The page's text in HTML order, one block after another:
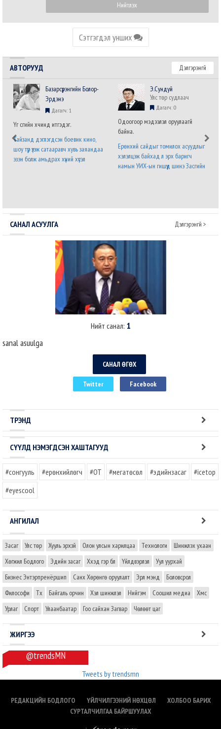
Нийтлэх
Сэтгэгдэл унших
АВТОРУУД Дэлгэрэнгүй
Базарсүрэнгийн Болор-
Эрдэнэ
Дагагч: 1
Үг үсгийн хүчинд итгэдэг.
Тайзанд дэглэгдсэн боевик кино,
шоу түр үзэж сатааравч хувь заяандаа
эзэн болж амьдрах хүний хүсэл
Э.Сундуй
Улс төр судлаач
Дагагч: 0
Одоогоор мэдээлэл оруулаагүй
байна.
Ерөнхий сайдыг томилох асуудлыг
хэлэлцэж байхад л эрх баригч
намын УИХ-ын гишүүд шинэ Засгийн
САНАЛ АСУУЛГА Дэлгэрэнгүй >
Нийт санал: 1
sanal asuulga
САНАЛ ӨГӨХ
Twitter Facebook
ТРЭНД
СҮҮЛД НЭМЭГДСЭН ХАШТАГУУД
#сонгууль #ерөнхийлөгч #OT #мегатөсөл #эдийнзасаг
#icetop
#eyescool
АНГИЛАЛ
Засаг Улс төр Хууль эрхзүй Олон улсын харилцаа Технологи
Шинжлэх ухаан
Хөгжил Бодлого
Эдийн засаг Хүүхэд гэр бүл Үйлдвэрлэл
Уул уурхай
Бизнес Энтэрпренёршип
Санхүү Хөрөнгө оруулалт Эрүүл мэнд
Боловсрол
Философи
Түүх Байгаль орчин Хэл шинжлэл Нийгэм Соошил медиа
Хүмүүс
Урлаг
Спорт Улаанбаатар Гоо сайхан Загвар Чөлөөт цаг
ЖИРГЭЭ
@trendsMN
Tweets by trendsmn
РЕДАКЦИЙН БОДЛОГО ҮЙЛЧИЛГЭЭНИЙ НӨХЦӨЛ
ХОЛБОО БАРИХ
СУРТАЛЧИЛГАА БАЙРШУУЛАХ